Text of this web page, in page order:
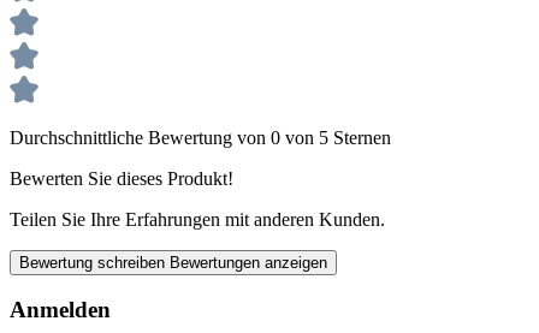
Durchschnittliche Bewertung von 0 von 5 Sternen
Bewerten Sie dieses Produkt!
Teilen Sie Ihre Erfahrungen mit anderen Kunden.
Bewertung schreiben Bewertungen anzeigen
Anmelden